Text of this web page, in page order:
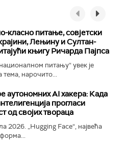
класнo питање, совјетски
Лењину и Султан-
књигу Ричарда Пајпса
питању“ увек је
тема, нарочито...
аутономних AI хакера: Када
прогласи
од својих твораца
2026. „Hugging Face“, највећа